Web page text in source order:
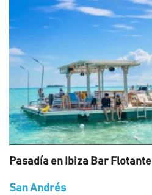
Pasadía en Ibiza Bar Flotante
San Andrés